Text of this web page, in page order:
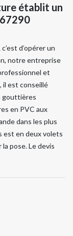
établit un
d’opérer un
notre entreprise
et
il est conseillé
gouttières
en PVC aux
dans les plus
est en deux volets
pose. Le devis